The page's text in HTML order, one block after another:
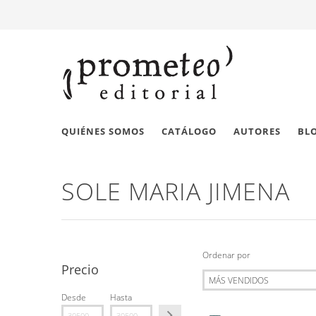
QUIÉNES SOMOS CATÁLOGO AUTORES
SOLE MARIA JIMENA
Precio
Desde Hasta
Ordenar por